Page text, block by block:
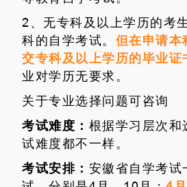
2、无专科及以上学历的考
科的自学考试。 但在申请本
交专科及以上学历的毕业证
业对学历无要求。
关于专业选择问题可咨询
考试难度： 根据学习层次和
试难度都不一样。
考试安排： 安徽省自学考试